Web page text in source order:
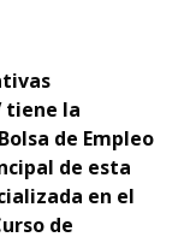
tiene la
de Empleo
de esta
en el
de